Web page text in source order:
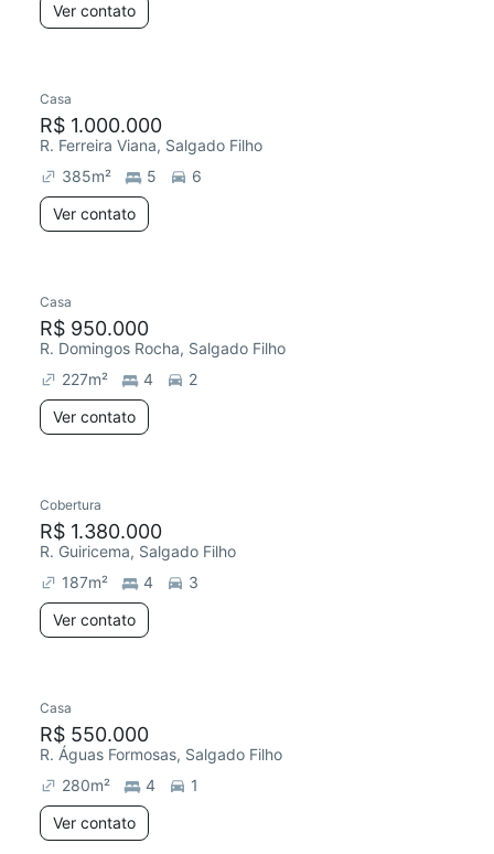
Ver contato
Casa
R$ 1.000.000
R. Ferreira Viana, Salgado Filho
385m² 5
6
Ver contato
Casa
R$ 950.000
R. Domingos Rocha, Salgado Filho
227m² 4
2
Ver contato
Cobertura
R$ 1.380.000
R. Guiricema, Salgado Filho
187m² 4
3
Ver contato
Casa
R$ 550.000
R. Águas Formosas, Salgado Filho
280m² 4
1
Ver contato